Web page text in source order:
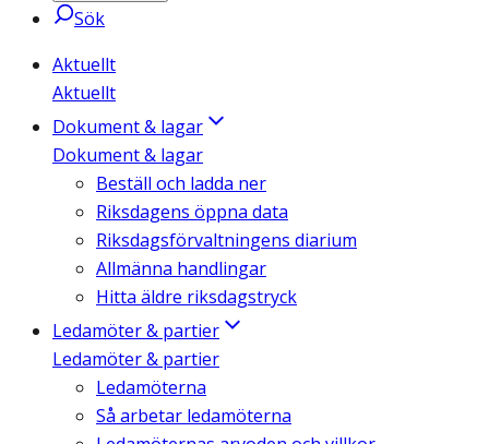
Sök
Aktuellt
Aktuellt
Dokument & lagar
Dokument & lagar
Beställ och ladda ner
Riksdagens öppna data
Riksdagsförvaltningens diarium
Allmänna handlingar
Hitta äldre riksdagstryck
Ledamöter & partier
Ledamöter & partier
Ledamöterna
Så arbetar ledamöterna